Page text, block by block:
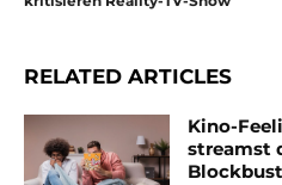
RELATED ARTICLES
Kino-
streamst